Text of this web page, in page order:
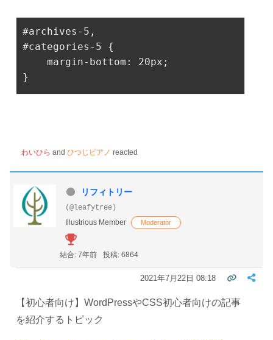
#archives-5
#categories-5 {
margin-bottom : 20px ;
}
わいひら and ひつじピアノ reacted
リフィトリー
(@leafytree)
Illustrious Member
Moderator
結合: 7年前 投稿: 6864
2021年7月22日 08:18
【初心者向け】WordPressやCSS初心者向けの記事
を紹介するトピック